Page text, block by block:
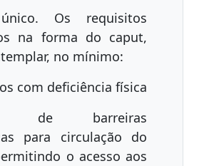
Os requisitos
na forma do caput,
no mínimo:
com deficiência física
de barreiras
para circulação do
o acesso aos